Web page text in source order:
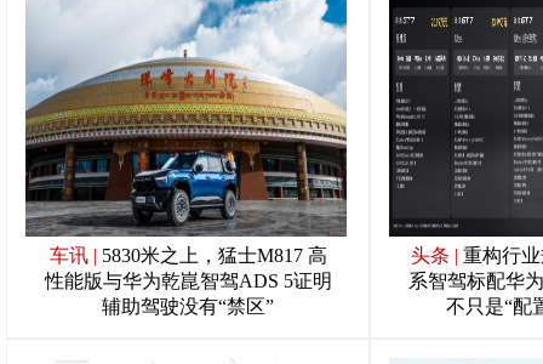
车讯 | 5830米之上，猛士M817 高
性能版与华为乾崑智驾ADS 5证明
辅助驾驶没有“禁区”
头条 | 重构行
系智驾标配华
不只是“配